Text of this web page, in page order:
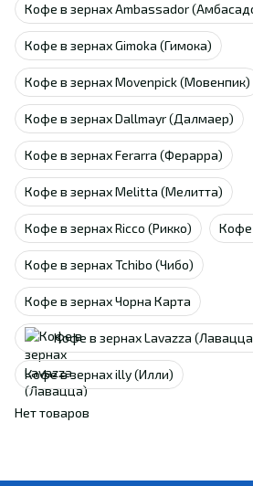
Кофе в зернах Ambassador
Кофе в зернах Gimoka (Гимока)
Кофе в зернах Movenpick (Мовенпик)
Кофе в зернах Dallmayr (Далмаер)
Кофе в зернах Ferarra (Ферарра)
Кофе в зернах Melitta (Мелитта)
Кофе в зернах Ricco (Рикко) Кофе
Кофе в зернах Tchibo (Чибо)
Кофе в зернах Чорна Карта
Кофе в зернах Lavazza
Кофе в зернах illy (Илли)
Нет товаров